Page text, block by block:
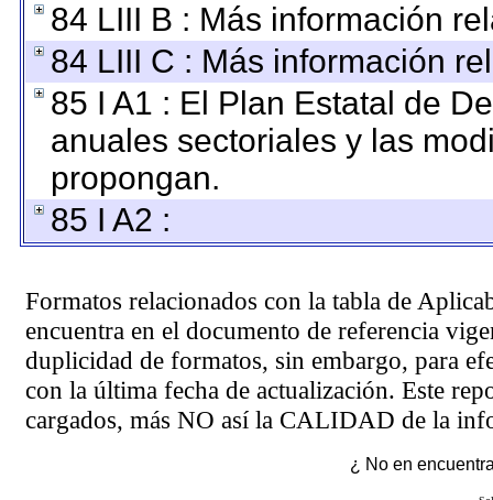
84 LIII B : Más información
84 LIII C : Más información
85 I A1 : El Plan Estatal de
anuales sectoriales y las
propongan.
85 I A2 :
Formatos relacionados con la tabla de
encuentra en el documento de referencia
duplicidad de formatos, sin embargo, para
con la última fecha de actualización. Este
cargados, más NO así la CALIDAD de la
¿ No en